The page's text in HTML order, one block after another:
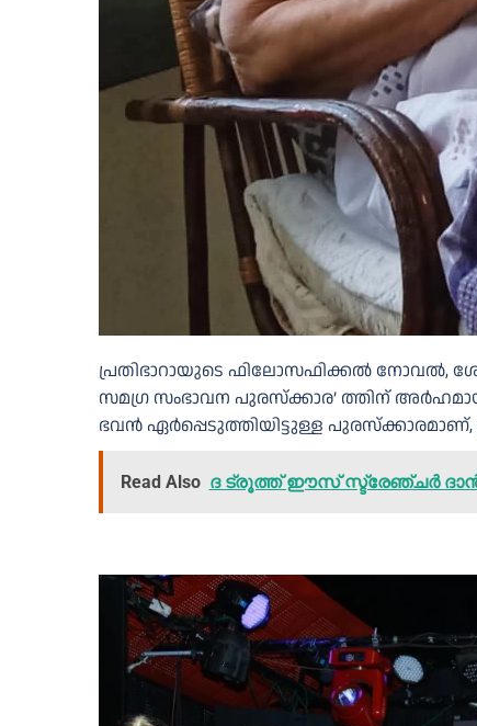
പ്രതിഭാറായുടെ ഫിലോസഫിക്കൽ നോവൽ,
സമഗ്ര സംഭാവന പുരസ്‌ക്കാര’ ത്തിന്
ഭവൻ ഏർപ്പെടുത്തിയിട്ടുള്ള
Read Also ദ ട്രൂത്ത് ഈസ് സ്ട്രേഞ്ചർ